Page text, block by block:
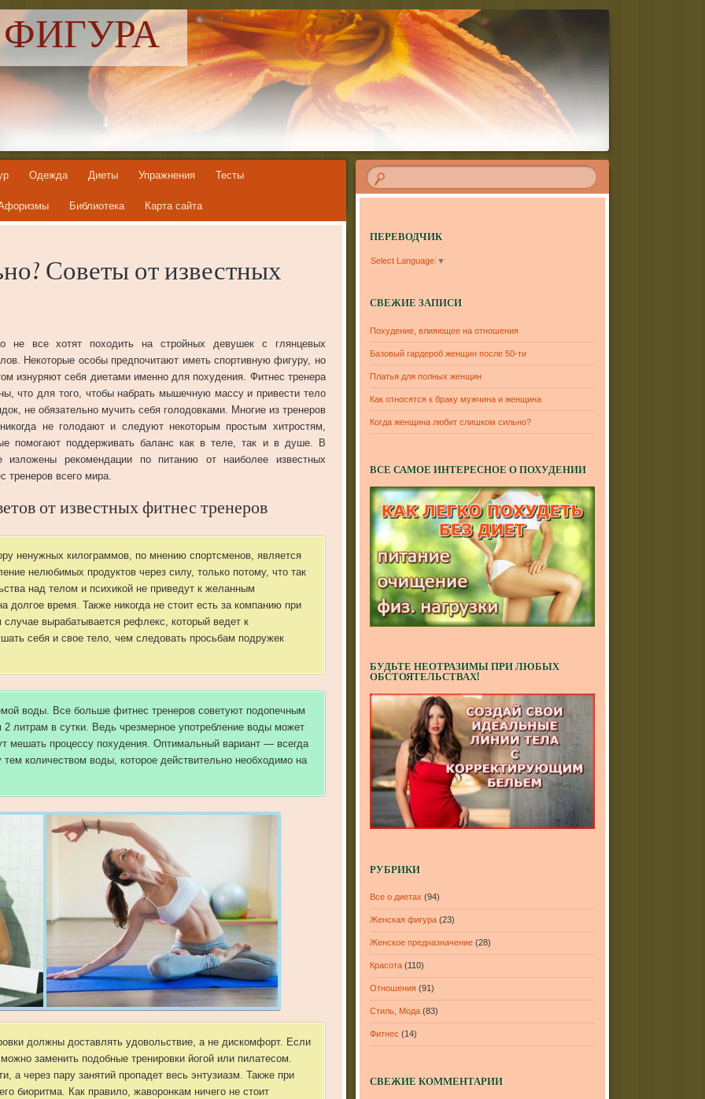
Одежда Диеты Упражнения Тесты
Библиотека Карта сайта
Советы от известных
не все хотят походить на стройных девушек с глянцевых
Некоторые особы предпочитают иметь спортивную фигуру, но
изнуряют себя диетами именно для похудения. Фитнес тренера
что для того, чтобы набрать мышечную массу и привести тело
не обязательно мучить себя голодовками. Многие из тренеров
не голодают и следуют некоторым простым хитростям,
помогают поддерживать баланс как в теле, так и в душе. В
изложены рекомендации по питанию от наиболее известных
тренеров всего мира.
от известных фитнес тренеров
ненужных килограммов, по мнению спортсменов, является
нелюбимых продуктов через силу, только потому, что так
над телом и психикой не приведут к желанным
долгое время. Также никогда не стоит есть за компанию при
случае вырабатывается рефлекс, который ведет к
себя и свое тело, чем следовать просьбам подружек
воды. Все больше фитнес тренеров советуют подопечным
литрам в сутки. Ведь чрезмерное употребление воды может
мешать процессу похудения. Оптимальный вариант — всегда
количеством воды, которое действительно необходимо на
должны доставлять удовольствие, а не дискомфорт. Если
заменить подобные тренировки йогой или пилатесом.
а через пару занятий пропадет весь энтузиазм. Также при
биоритма. Как правило, жаворонкам ничего не стоит
ПЕРЕВОДЧИК
Select Language ▼
СВЕЖИЕ ЗАПИСИ
Похудение, влияющее на отношения
Базовый гардероб женщин после 50-ти
Платья для полных женщин
Как относятся к браку мужчина и женщина
Когда женщина любит слишком сильно?
ВСЕ САМОЕ ИНТЕРЕСНОЕ О ПОХУДЕНИИ
БУДЬТЕ НЕОТРАЗИМЫ ПРИ ЛЮБЫХ
ОБСТОЯТЕЛЬСТВАХ!
РУБРИКИ
Все о диетах (94)
Женская фигура (23)
Женское предназначение (28)
Красота (110)
Отношения (91)
Стиль, Мода (83)
Фитнес (14)
СВЕЖИЕ КОММЕНТАРИИ